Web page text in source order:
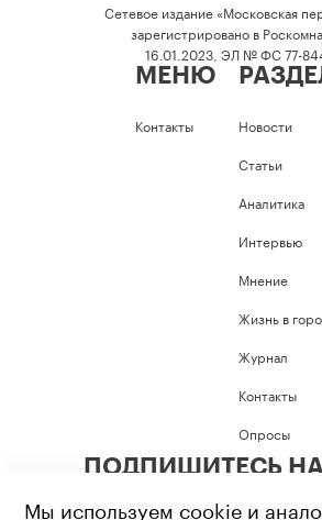
Сетевое издание «Московская
зарегистрировано в
16.01.2023, ЭЛ № ФС 77-
МЕНЮ
Контакты
Новости
Статьи
Аналитика
Интервью
Мнение
Жизнь в
Журнал
Контакты
Опросы
ПОДПИШИТЕСЬ
Мы используем cookie и